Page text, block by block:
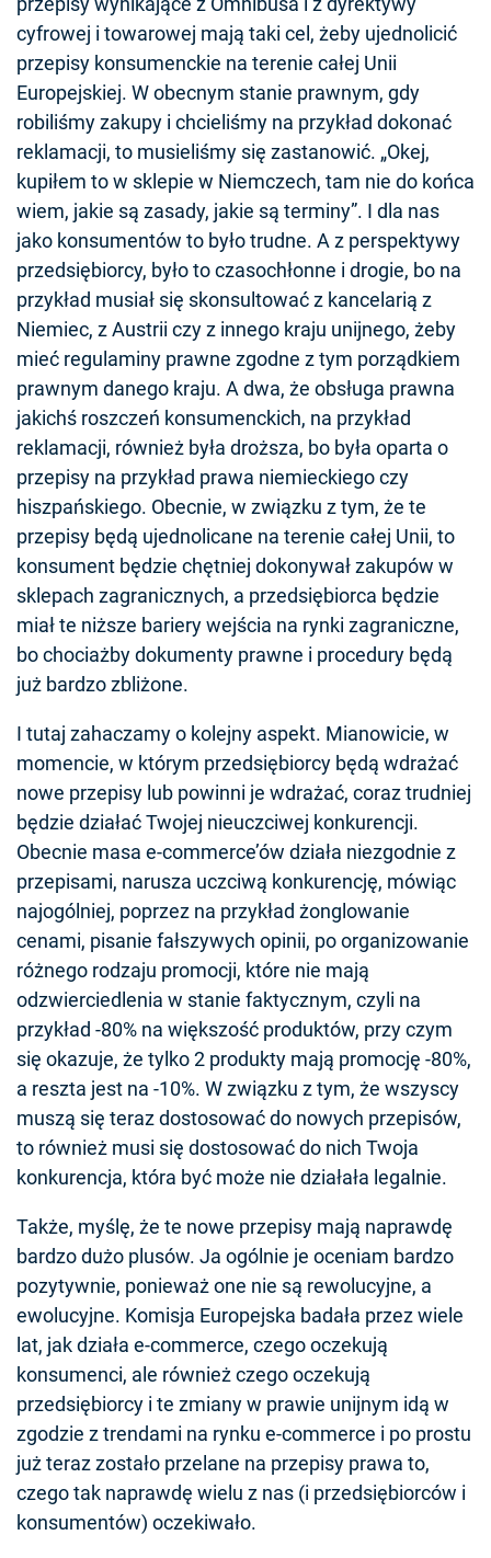
cyfrowej i towarowej mają taki cel, żeby ujednolicić
przepisy konsumenckie na terenie całej Unii
Europejskiej. W obecnym stanie prawnym, gdy
robiliśmy zakupy i chcieliśmy na przykład dokonać
reklamacji, to musieliśmy się zastanowić. „Okej,
kupiłem to w sklepie w Niemczech, tam nie do końca
wiem, jakie są zasady, jakie są terminy”. I dla nas
jako konsumentów to było trudne. A z perspektywy
przedsiębiorcy, było to czasochłonne i drogie, bo na
przykład musiał się skonsultować z kancelarią z
Niemiec, z Austrii czy z innego kraju unijnego, żeby
mieć regulaminy prawne zgodne z tym porządkiem
prawnym danego kraju. A dwa, że obsługa prawna
jakichś roszczeń konsumenckich, na przykład
reklamacji, również była droższa, bo była oparta o
przepisy na przykład prawa niemieckiego czy
hiszpańskiego. Obecnie, w związku z tym, że te
przepisy będą ujednolicane na terenie całej Unii, to
konsument będzie chętniej dokonywał zakupów w
sklepach zagranicznych, a przedsiębiorca będzie
miał te niższe bariery wejścia na rynki zagraniczne,
bo chociażby dokumenty prawne i procedury będą
już bardzo zbliżone.
I tutaj zahaczamy o kolejny aspekt. Mianowicie, w
momencie, w którym przedsiębiorcy będą wdrażać
nowe przepisy lub powinni je wdrażać, coraz trudniej
będzie działać Twojej nieuczciwej konkurencji.
Obecnie masa e-commerce’ów działa niezgodnie z
przepisami, narusza uczciwą konkurencję, mówiąc
najogólniej, poprzez na przykład żonglowanie
cenami, pisanie fałszywych opinii, po organizowanie
różnego rodzaju promocji, które nie mają
odzwierciedlenia w stanie faktycznym, czyli na
przykład -80% na większość produktów, przy czym
się okazuje, że tylko 2 produkty mają promocję -80%,
a reszta jest na -10%. W związku z tym, że wszyscy
muszą się teraz dostosować do nowych przepisów,
to również musi się dostosować do nich Twoja
konkurencja, która być może nie działała legalnie.
Także, myślę, że te nowe przepisy mają naprawdę
bardzo dużo plusów. Ja ogólnie je oceniam bardzo
pozytywnie, ponieważ one nie są rewolucyjne, a
ewolucyjne. Komisja Europejska badała przez wiele
lat, jak działa e-commerce, czego oczekują
konsumenci, ale również czego oczekują
przedsiębiorcy i te zmiany w prawie unijnym idą w
zgodzie z trendami na rynku e-commerce i po prostu
już teraz zostało przelane na przepisy prawa to,
czego tak naprawdę wielu z nas (i przedsiębiorców i
konsumentów) oczekiwało.